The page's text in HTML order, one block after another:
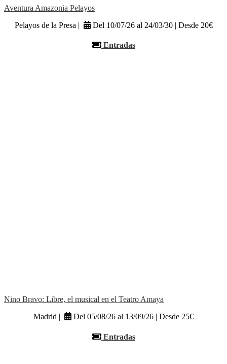
Aventura Amazonia Pelayos
Pelayos de la Presa |
Del 10/07/26 al 24/03/30 | Desde 20€
Entradas
Nino Bravo: Libre, el musical en el Teatro Amaya
Madrid |
Del 05/08/26 al 13/09/26 | Desde 25€
Entradas